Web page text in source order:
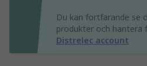
Du kan fortfarande se
produkter och hantera
Distrelec account